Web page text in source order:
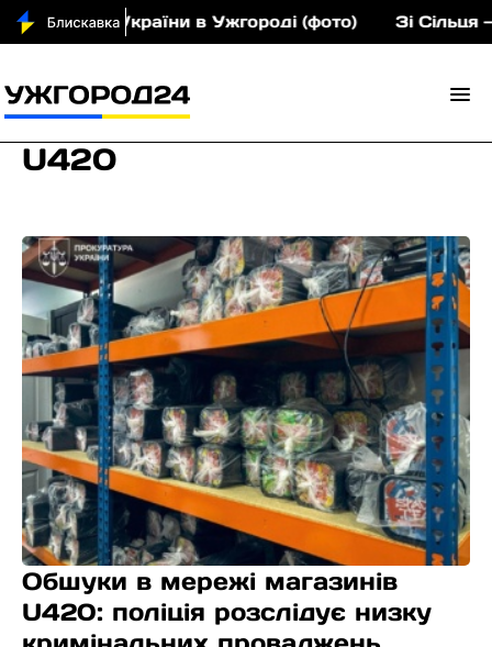
України в Ужгороді (фото) Зі Сільця —
U420
Обшуки в мережі магазинів
U420: поліція розслідує низку